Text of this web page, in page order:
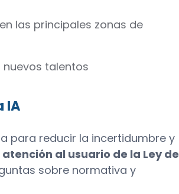
las principales zonas de
talentos
IA
para reducir la incertidumbre y
al usuario de la Ley de
sobre normativa y